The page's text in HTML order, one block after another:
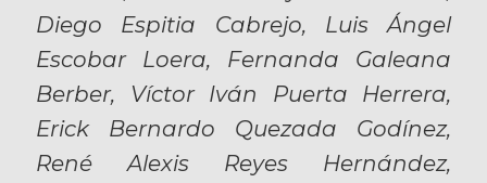
Diego Espitia Cabrejo, Luis Ángel
Escobar Loera, Fernanda Galeana
Berber, Víctor Iván Puerta Herrera,
Erick Bernardo Quezada Godínez,
René Alexis Reyes Hernández,